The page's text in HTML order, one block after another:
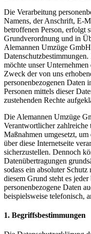
Die Verarbeitung
Namens, der Anschrift, E-
betroffenen Person, erfolgt
Grundverordnung und in
Alemannen Umzüge
möchte unser
Zweck der von uns
personenbezogenen Daten
Personen mittels dieser
zustehenden Rechte
Die Alemannen Umzüge
Verantwortlicher zahlreiche
Maßnahmen umgesetzt,
über diese Internetseite
sicherzustellen. Dennoch
Datenübertragungen
sodass ein absoluter
diesem Grund steht es
personenbezogene Daten
beispielsweise telefonisch,
1. Begriffsbestimmungen